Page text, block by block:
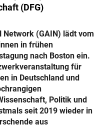
(DFG)
Network (GAIN) lädt vom
in frühen
nach Boston ein.
für
in Deutschland und
Politik und
seit 2019 wieder in
aus